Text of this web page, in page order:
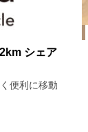
シェア
便利に移動